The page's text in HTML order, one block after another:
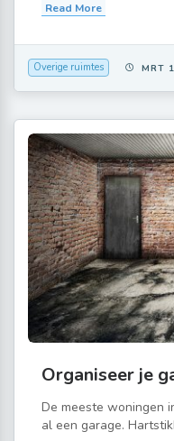
Read More
Overige ruimtes MRT
Organiseer je
De meeste woningen
al een garage.